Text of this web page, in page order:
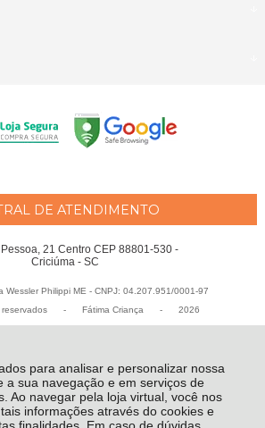
para analisar e personalizar nossa
a sua navegação e em serviços de
Ao navegar pela loja virtual, você nos
informações através do cookies e
DE ATENDIMENTO
21 Centro CEP 88801-530 -
Criciúma - SC
Wessler Philippi ME - CNPJ: 04.207.951/0001-97
- Fátima Criança - 2026